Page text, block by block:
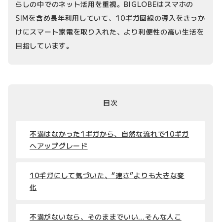
らしの中でのネット活用を重視。BIGLOBEはスマホの
SIMを含め長年利用していて、10ギガ回線の導入をきっか
けにスマート家電を取り入れた、より利便性の高い生活を
目指しています。
目次
不満はなかった1ギガから、自然な流れで10ギガ
へアップグレード
10ギガにして気づいた、“速さ”よりも大きな変
化
不満がないなら、そのままでいい…そんな人こ